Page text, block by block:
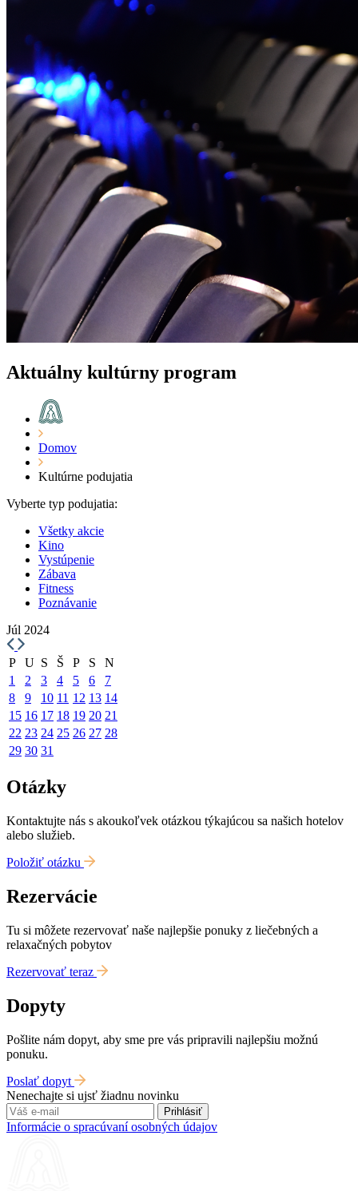
Aktuálny kultúrny program
Domov
Kultúrne podujatia
Vyberte typ podujatia:
Všetky akcie
Kino
Vystúpenie
Zábava
Fitness
Poznávanie
Júl 2024
P U S Š P S
N
1
2 3 4 5 6
7
8
9 10 11 12 13 14
15 16 17 18 19 20 21
22 23 24 25 26 27 28
29 30 31
Otázky
Kontaktujte nás s akoukoľvek otázkou týkajúcou sa našich hotelov
alebo služieb.
Položiť otázku
Rezervácie
Tu si môžete rezervovať naše najlepšie ponuky z liečebných a
relaxačných pobytov
Rezervovať teraz
Dopyty
Pošlite nám dopyt, aby sme pre vás pripravili najlepšiu možnú
ponuku.
Poslať dopyt
Nenechajte si ujsť žiadnu novinku
Prihlásiť
Informácie o spracúvaní osobných údajov